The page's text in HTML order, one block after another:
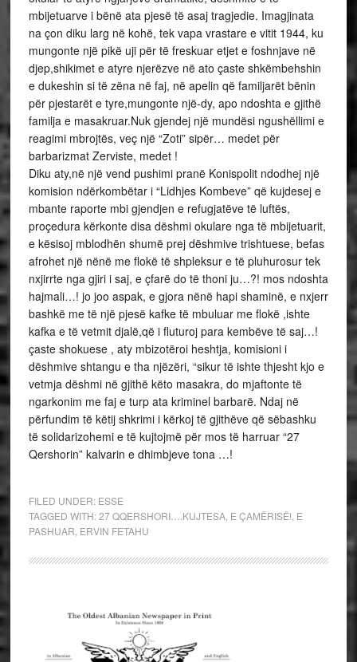
mbijetuarve i bënë ata pjesë të asaj tragjedie. Imagjinata
na çon diku larg në kohë, tek vapa vrastare e vitit 1944, ku
mungonte një pikë uji për të freskuar etjet e foshnjave në
djep,shikimet e atyre njerëzve në ato çaste shkëmbehshin
e dukeshin si të zëna në faj, në apelin që familjarët bënin
për pjestarët e tyre,mungonte një-dy, apo ndoshta e gjithë
familja e masakruar.Nuk gjendej një mundësi ngushëllimi e
reagimi mbrojtës, veç një “Zoti” sipër… medet për
barbarizmat Zerviste, medet !
Diku aty,në një vend pushimi pranë Konispolit ndodhej një
komision ndërkombëtar i “Lidhjes Kombeve” që kujdesej e
mbante raporte mbi gjendjen e refugjatëve të luftës,
proçedura kërkonte disa dëshmi okulare nga të mbijetuarit,
e kësisoj mblodhën shumë prej dëshmive trishtuese, befas
afrohet një nënë me flokë të shpleksur e të pluhurosur tek
nxjirrte nga gjiri i saj, e çfarë do të thoni ju…?! mos ndoshta
hajmali…! jo joo aspak, e gjora nënë hapi shaminë, e nxjerr
bashkë me të një pjesë kafke të mbuluar me flokë ,ishte
kafka e të vetmit djalë,që i fluturoj para kembëve të saj…!
çaste shokuese , aty mbizotëroi heshtja, komisioni i
dëshmive shtangu e tha njëzëri, “sikur të ishte thjesht kjo e
vetmja dëshmi në gjithë këto masakra, do mjaftonte të
ngarkonim me faj e turp ata kriminel barbarë. Ndaj në
përfundim të këtij shkrimi i kërkoj të gjithëve që sëbashku
të solidarizohemi e të kujtojmë për mos të harruar “27
Qershorin” kalvarin e dhimbjeve tona …!
FILED UNDER: ESSE
TAGGED WITH:27 QQERSHORI….KUJTESA, E ÇAMËRISË! E
PASHUAR ERVIN FETAHU